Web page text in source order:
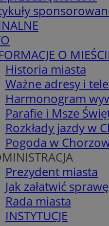
O
Historia miasta
Ważne adresy i
Harmonogram
Parafie i Msze
Rozkłady jazdy w
Pogoda w
Prezydent miasta
Jak załatwić
Rada miasta
INSTYTUCJE